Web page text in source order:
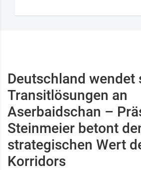
Deutschland wendet
Transitlösungen an
Aserbaidschan –
Steinmeier betont
strategischen Wert
Korridors